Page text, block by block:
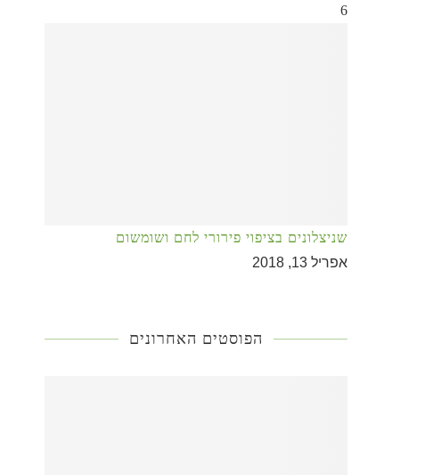
6
שניצלונים בציפוי פירורי לחם ושומשום
אפריל 13, 2018
הפוסטים האחרונים